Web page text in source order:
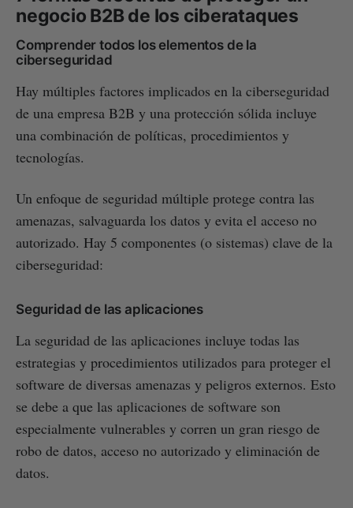
negocio B2B de los ciberataques
Comprender todos los elementos de la
ciberseguridad
Hay múltiples factores implicados en la ciberseguridad
de una empresa B2B y una protección sólida incluye
una combinación de políticas, procedimientos y
tecnologías.
Un enfoque de seguridad múltiple protege contra las
amenazas, salvaguarda los datos y evita el acceso no
autorizado. Hay 5 componentes (o sistemas) clave de la
ciberseguridad:
Seguridad de las aplicaciones
La seguridad de las aplicaciones incluye todas las
estrategias y procedimientos utilizados para proteger el
software de diversas amenazas y peligros externos. Esto
se debe a que las aplicaciones de software son
especialmente vulnerables y corren un gran riesgo de
robo de datos, acceso no autorizado y eliminación de
datos.